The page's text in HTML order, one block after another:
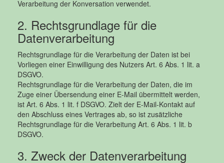
Verarbeitung der Konversation verwendet.
2. Rechtsgrundlage für die
Datenverarbeitung
Rechtsgrundlage für die Verarbeitung der Daten ist bei
Vorliegen einer Einwilligung des Nutzers Art. 6 Abs. 1 lit. a
DSGVO.
Rechtsgrundlage für die Verarbeitung der Daten, die im
Zuge einer Übersendung einer E-Mail übermittelt werden,
ist Art. 6 Abs. 1 lit. f DSGVO. Zielt der E-Mail-Kontakt auf
den Abschluss eines Vertrages ab, so ist zusätzliche
Rechtsgrundlage für die Verarbeitung Art. 6 Abs. 1 lit. b
DSGVO.
3. Zweck der Datenverarbeitung